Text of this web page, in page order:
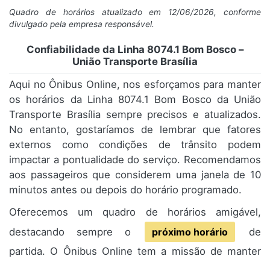
Quadro de horários atualizado em 12/06/2026, conforme
divulgado pela empresa responsável.
Confiabilidade da Linha 8074.1 Bom Bosco –
União Transporte Brasília
Aqui no Ônibus Online, nos esforçamos para manter
os horários da Linha 8074.1 Bom Bosco da União
Transporte Brasília sempre precisos e atualizados.
No entanto, gostaríamos de lembrar que fatores
externos como condições de trânsito podem
impactar a pontualidade do serviço. Recomendamos
aos passageiros que considerem uma janela de 10
minutos antes ou depois do horário programado.
Oferecemos um quadro de horários amigável,
destacando sempre o
próximo horário
de
partida. O Ônibus Online tem a missão de manter